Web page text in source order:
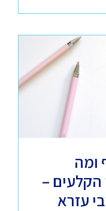
ומה
–
עזרא